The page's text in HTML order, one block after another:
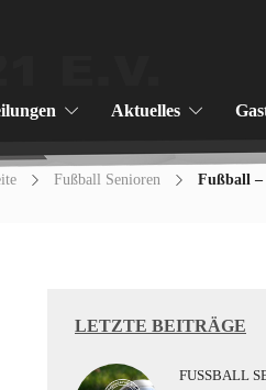
Aktuelles
Fußball Senioren Fußball –
LETZTE BEITRÄGE
FUSSBALL